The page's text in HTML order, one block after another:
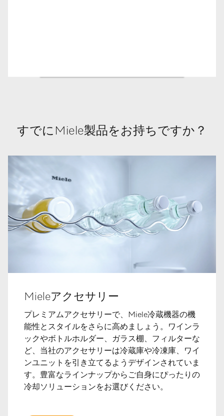
すでにMiele製品をお持ちですか？
Mieleアクセサリー
プレミアムアクセサリーで、Miele冷蔵機器の機
能性とスタイルをさらに高めましょう。ワインラ
ックやボトルホルダー、ガラス棚、フィルターな
ど、当社のアクセサリーは冷蔵庫や冷凍庫、ワイ
ンユニットを引き立てるようデザインされていま
す。豊富なラインナップからご自身にぴったりの
冷却ソリューションをお選びください。